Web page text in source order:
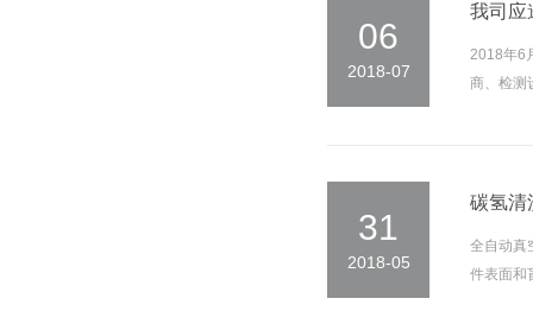
06
2018-07
我司应
2018年6
商、检测
31
2018-05
碳氢清
全自动真
件表面和